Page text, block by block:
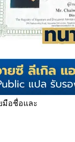
มือชื่อและ